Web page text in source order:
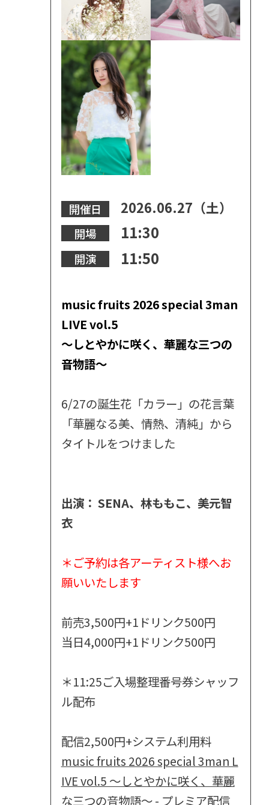
開催日 2026.06.27（土）
開場 11:30
開演 11:50
music fruits 2026 special 3man
LIVE vol.5
～しとやかに咲く、華麗な三つの
音物語～
6/27の誕生花「カラー」の花言葉
「華麗なる美、情熱、清純」から
タイトルをつけました
出演： SENA、林ももこ、美元智
衣
＊ご予約は各アーティスト様へお
願いいたします
前売3,500円+1ドリンク500円
当日4,000円+1ドリンク500円
＊11:25ご入場整理番号券シャッフ
ル配布
配信2,500円+システム利用料
music fruits 2026 special 3man L
IVE vol.5 ～しとやかに咲く、華麗
な三つの音物語～ - プレミア配信